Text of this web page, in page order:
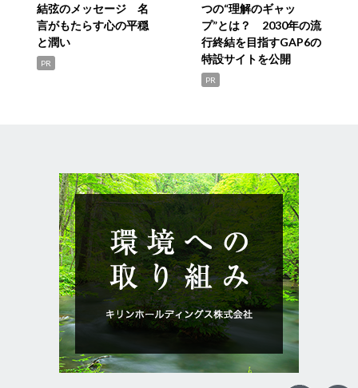
結弦のメッセージ 名
言がもたらす心の平穏
と潤い
PR
つの“理解のギャッ
プ”とは？ 2030年の流
行終結を目指すGAP6の
特設サイトを公開
PR